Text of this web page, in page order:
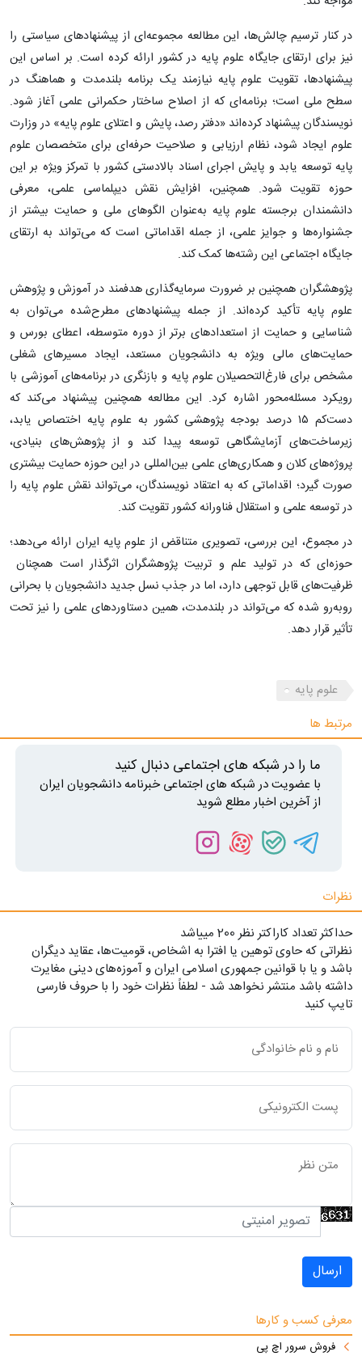
در کنار ترسیم چالش‌ها، این مطالعه مجموعه‌ای از پیشنهادهای سیاستی را
نیز برای ارتقای جایگاه علوم پایه در کشور ارائه کرده است. بر اساس این
پیشنهادها، تقویت علوم پایه نیازمند یک برنامه بلندمدت و هماهنگ در
سطح ملی است؛ برنامه‌ای که از اصلاح ساختار حکمرانی علمی آغاز شود.
نویسندگان پیشنهاد کرده‌اند «دفتر رصد، پایش و اعتلای علوم پایه» در وزارت
علوم ایجاد شود، نظام ارزیابی و صلاحیت حرفه‌ای برای متخصصان علوم
پایه توسعه یابد و پایش اجرای اسناد بالادستی کشور با تمرکز ویژه بر این
حوزه تقویت شود. همچنین، افزایش نقش دیپلماسی علمی، معرفی
دانشمندان برجسته علوم پایه به‌عنوان الگوهای ملی و حمایت بیشتر از
جشنواره‌ها و جوایز علمی، از جمله اقداماتی است که می‌تواند به ارتقای
جایگاه اجتماعی این رشته‌ها کمک کند.
پژوهشگران همچنین بر ضرورت سرمایه‌گذاری هدفمند در آموزش و پژوهش
علوم پایه تأکید کرده‌اند. از جمله پیشنهادهای مطرح‌شده می‌توان به
شناسایی و حمایت از استعدادهای برتر از دوره متوسطه، اعطای بورس و
حمایت‌های مالی ویژه به دانشجویان مستعد، ایجاد مسیرهای شغلی
مشخص برای فارغ‌التحصیلان علوم پایه و بازنگری در برنامه‌های آموزشی با
رویکرد مسئله‌محور اشاره کرد. این مطالعه همچنین پیشنهاد می‌کند که
دست‌کم ۱۵ درصد بودجه پژوهشی کشور به علوم پایه اختصاص یابد،
زیرساخت‌های آزمایشگاهی توسعه پیدا کند و از پژوهش‌های بنیادی،
پروژه‌های کلان و همکاری‌های علمی بین‌المللی در این حوزه حمایت بیشتری
صورت گیرد؛ اقداماتی که به اعتقاد نویسندگان، می‌تواند نقش علوم پایه را
در توسعه علمی و استقلال فناورانه کشور تقویت کند.
در مجموع، این بررسی، تصویری متناقض از علوم پایه ایران ارائه می‌دهد؛
حوزه‌ای که در تولید علم و تربیت پژوهشگران اثرگذار است همچنان
ظرفیت‌های قابل توجهی دارد، اما در جذب نسل جدید دانشجویان با بحرانی
روبه‌رو شده که می‌تواند در بلندمدت، همین دستاوردهای علمی را نیز تحت
تأثیر قرار دهد.
علوم پایه
مرتبط ها
ما را در شبکه های اجتماعی دنبال کنید
با عضویت در شبکه های اجتماعی خبرنامه دانشجویان ایران
از آخرین اخبار مطلع شوید
نظرات
حداکثر تعداد کاراکتر نظر 200 ميياشد
نظراتی که حاوی توهین یا افترا به اشخاص، قومیت‌ها، عقاید دیگران
باشد و یا با قوانین جمهوری اسلامی ایران و آموزه‌های دینی مغایرت
داشته باشد منتشر نخواهد شد - لطفاً نظرات خود را با حروف فارسی
تایپ کنید
ارسال
معرفی کسب و کارها
فروش سرور اچ پی